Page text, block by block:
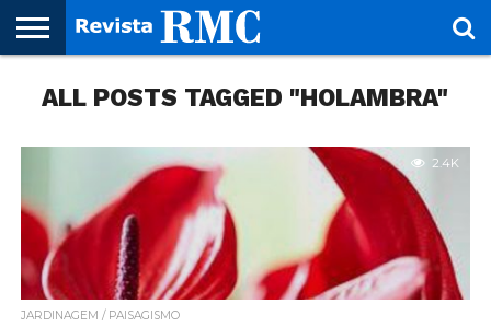
REVISTA
RMC
PROJETO
CULTURAL
RMC – 20
CIDADES
ARTE &
CULTURA
NOTÍCIAS
CORPORATIVAS
EDIÇÕES
ANTERIORES
PARCEIROS
FAÇA
O
FALE
CONOSCO
ALL POSTS TAGGED "HOLAMBRA"
2.4K
JARDINAGEM / PAISAGISMO